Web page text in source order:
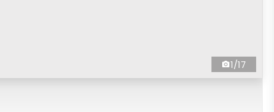
1/17